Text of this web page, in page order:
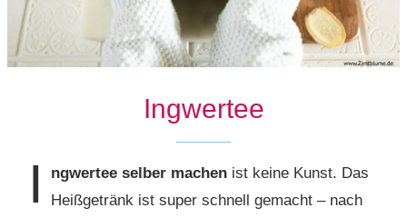
Ingwertee
I ngwertee selber machen ist keine Kunst. Das
Heißgetränk ist super schnell gemacht – nach